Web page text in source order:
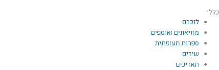
כללי
לזכרם
מוזיאונים ואוספים
ספרות תעופתית
שירים
תאריכים